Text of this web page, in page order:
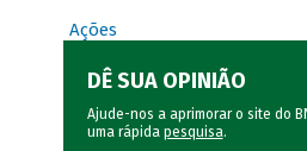
Ações
DÊ SUA OPINIÃO
Ajude-nos a aprimorar o site do
uma rápida pesquisa.